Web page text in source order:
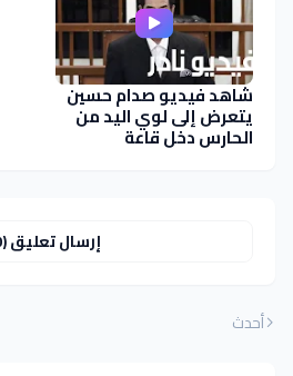
شاهد فيديو صدام حسين
يتعرض إلى لوي اليد من
الحارس دخل قاعة
المحكمة
إرسال تعليق (0)
أحدث